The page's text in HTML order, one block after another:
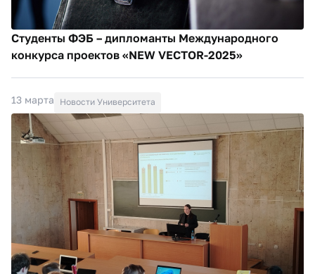
Студенты ФЭБ – дипломанты Международного
конкурса проектов «NEW VECTOR-2025»
13 марта Новости Университета